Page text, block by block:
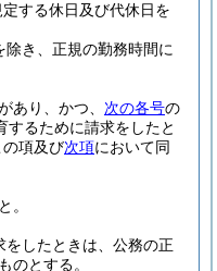
定する休日及び代休日を
き、正規の勤務時間に
あり、かつ、 次の各号の
するために請求をしたと
項及び次項において同
。
したときは、公務の正
のとする。